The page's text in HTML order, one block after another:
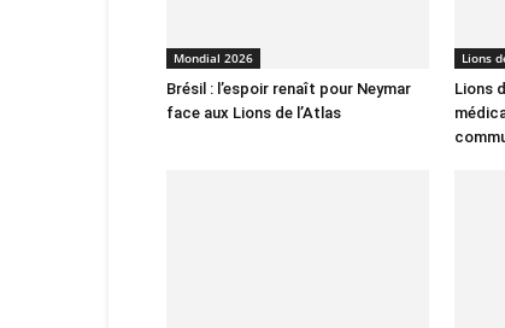
Mondial 2026
Brésil : l’espoir renaît pour Neymar
face aux Lions de l’Atlas
Lions
Lions